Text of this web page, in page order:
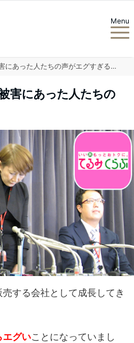
Menu
にあった人たちの声がエグすぎる…
害にあった人たちの
する会社として成長してき
エグいことになっていまし